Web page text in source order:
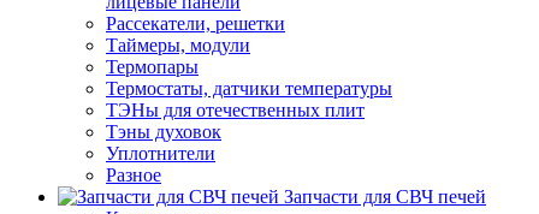
Рассекатели, решетки
Таймеры, модули
Термопары
Термостаты, датчики температуры
ТЭНы для отечественных плит
Тэны духовок
Уплотнители
Разное
Запчасти для СВЧ печей